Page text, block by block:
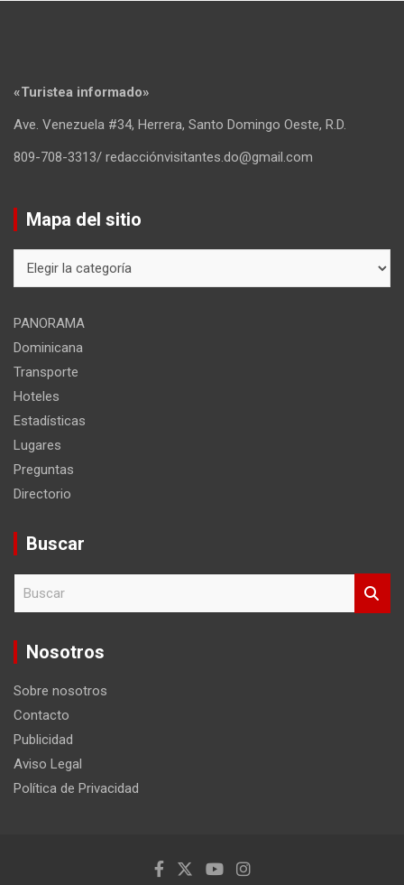
«Turistea informado»
Ave. Venezuela #34, Herrera, Santo Domingo Oeste, R.D.
809-708-3313/ redacciónvisitantes.do@gmail.com
Mapa del sitio
del
PANORAMA
Dominicana
Transporte
Hoteles
Estadísticas
Lugares
Preguntas
Directorio
Buscar
c
Nosotros
Sobre nosotros
Contacto
Publicidad
Aviso Legal
Política de Privacidad